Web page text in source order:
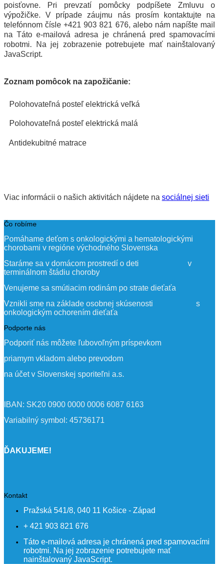
poisťovne. Pri prevzatí pomôcky podpíšete Zmluvu o
výpožičke. V prípade záujmu nás prosím kontaktujte na
telefónnom čísle +421 903 821 676, alebo nám napíšte mail
naTáto e-mailová adresa je chránená pred spamovacími
robotmi. Na jej zobrazenie potrebujete mať nainštalovaný
JavaScript.
Zoznam pomôcok na zapožičanie:
Polohovateľná posteľ elektrická veľká
Polohovateľná posteľ elektrická malá
Antidekubitné matrace
Viac informácii o našich aktivitách nájdete na sociálnej sieti
Čo robíme
Pomáhame deťom s onkologickými a hematologickými
chorobami v regióne východného Slovenska
Staráme sa v domácom prostredí o deti v
terminálnom štádiu choroby
Venujeme sa smútiacim rodinám po strate dieťaťa
Vznikli sme na základe osobnej skúsenosti s
onkologickým ochorením dieťaťa
Podporte nás
Podporiť nás môžete ľubovoľným príspevkom
priamym vkladom alebo prevodom
na účet v Slovenskej sporiteľni a.s.
IBAN: SK20 0900 0000 0006 6087 6163
Variabilný symbol: 45736171
ĎAKUJEME!
Kontakt
Pražská 541/8, 040 11 Košice - Západ
+ 421 903 821 676
Táto e-mailová adresa je chránená pred spamovacími
robotmi. Na jej zobrazenie potrebujete mať
nainštalovaný JavaScript.